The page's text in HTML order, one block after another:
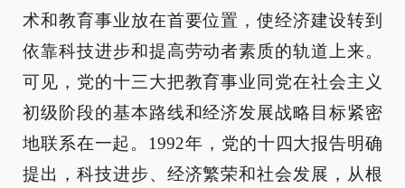
术和教育事业放在首要位置，使经济建设转到
依靠科技进步和提高劳动者素质的轨道上来。
可见，党的十三大把教育事业同党在社会主义
初级阶段的基本路线和经济发展战略目标紧密
地联系在一起。1992年，党的十四大报告明确
提出，科技进步、经济繁荣和社会发展，从根